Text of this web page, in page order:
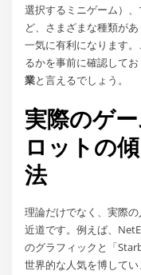
選択するミニゲーム）
ど、さまざまな種類が
一気に有利になります
るかを事前に確認して
業と言えるでしょう。
実際のゲ
ロットの
法
理論だけでなく、実際
近道です。例えば、
のグラフィックと「
世界的な人気を博して